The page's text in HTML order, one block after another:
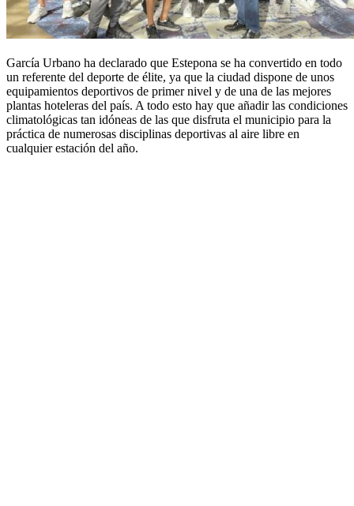
García Urbano ha declarado que Estepona se ha convertido en todo
un referente del deporte de élite, ya que la ciudad dispone de unos
equipamientos deportivos de primer nivel y de una de las mejores
plantas hoteleras del país. A todo esto hay que añadir las condiciones
climatológicas tan idóneas de las que disfruta el municipio para la
práctica de numerosas disciplinas deportivas al aire libre en
cualquier estación del año.